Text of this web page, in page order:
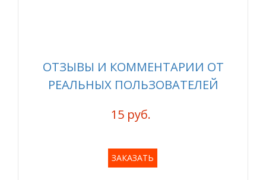
ОТЗЫВЫ И КОММЕНТАРИИ ОТ
РЕАЛЬНЫХ ПОЛЬЗОВАТЕЛЕЙ
15 руб.
ЗАКАЗАТЬ